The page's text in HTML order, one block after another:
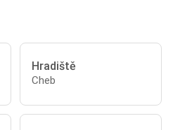
Hradiště
Cheb